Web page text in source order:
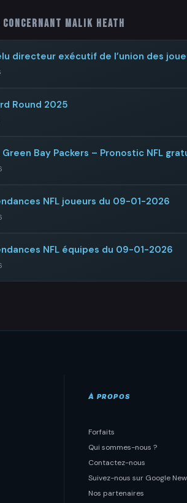
Malik Heath
directeur exécutif de l’union des
Round 2025
Green Bay Packers – Pronostic NFL
NFL joueurs du 09-01-2026
NFL équipes du 09-01-2026
À PROPOS
Forfaits
Qui sommes-nous ?
Contactez-nous
Suivez-nous sur Google
Nos partenaires